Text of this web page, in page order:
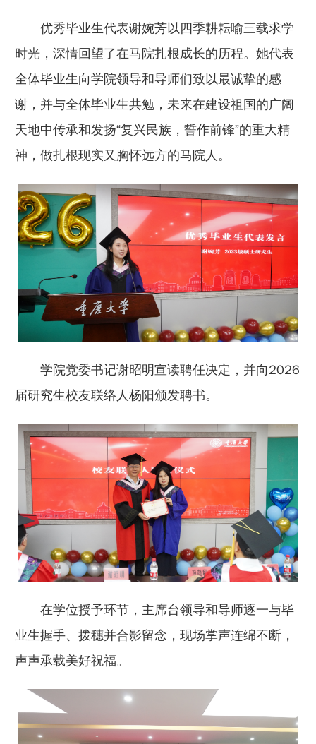
优秀毕业生代表谢婉芳以四季耕耘喻三载求学
时光，深情回望了在马院扎根成长的历程。她代表
全体毕业生向学院领导和导师们致以最诚挚的感
谢，并与全体毕业生共勉，未来在建设祖国的广阔
天地中传承和发扬“复兴民族，誓作前锋”的重大精
神，做扎根现实又胸怀远方的马院人。
学院党委书记谢昭明宣读聘任决定，并向2026
届研究生校友联络人杨阳颁发聘书。
在学位授予环节，主席台领导和导师逐一与毕
业生握手、拨穗并合影留念，现场掌声连绵不断，
声声承载美好祝福。